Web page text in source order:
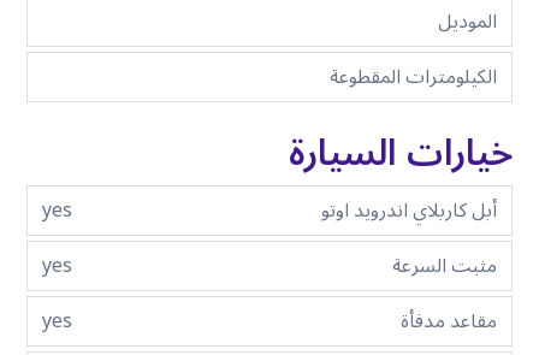
الموديل
الكيلومترات المقطوعة
خيارات السيارة
أبل كاربلاي اندرويد اوتو
yes
مثبت السرعة
yes
مقاعد مدفأة
yes